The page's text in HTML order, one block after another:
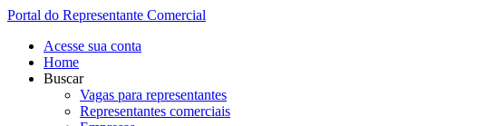
Portal do Representante Comercial
Acesse sua conta
Home
Buscar
Vagas para representantes
Representantes comerciais